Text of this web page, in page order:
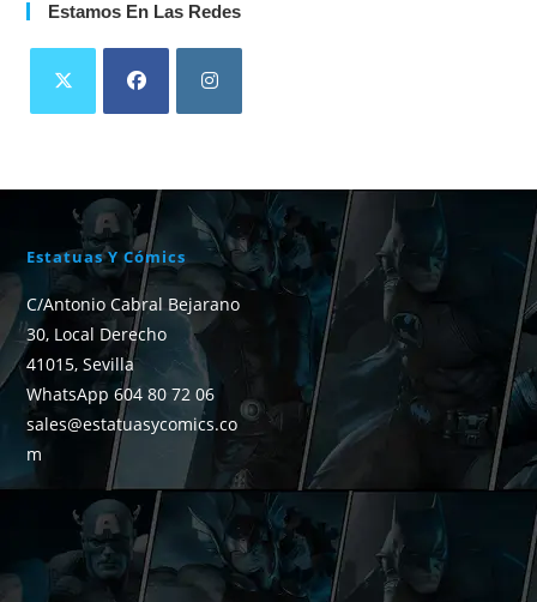
Estamos En Las Redes
Estatuas Y Cómics
C/Antonio Cabral Bejarano
30, Local Derecho
41015, Sevilla
WhatsApp 604 80 72 06
sales@estatuasycomics.co
m